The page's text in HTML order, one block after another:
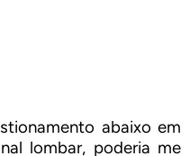
abaixo em
lombar, poderia me